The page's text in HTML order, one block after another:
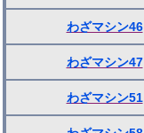
わざマシン46
わざマシン47
わざマシン51